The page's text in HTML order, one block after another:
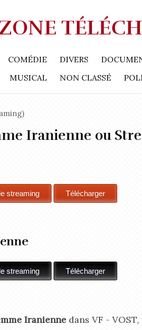
COMÉDIE DIVERS
MUSICAL NON CLASSÉ
Iranienne ou
Iranienne dans VF -